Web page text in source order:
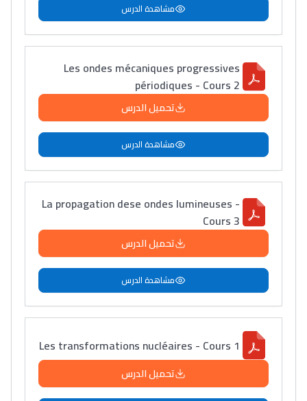
مشاهدة الدرس
Les ondes mécaniques progressives
périodiques - Cours 2
تحميل الدرس
مشاهدة الدرس
La propagation dese ondes lumineuses -
Cours 3
تحميل الدرس
مشاهدة الدرس
Les transformations nucléaires - Cours 1
تحميل الدرس